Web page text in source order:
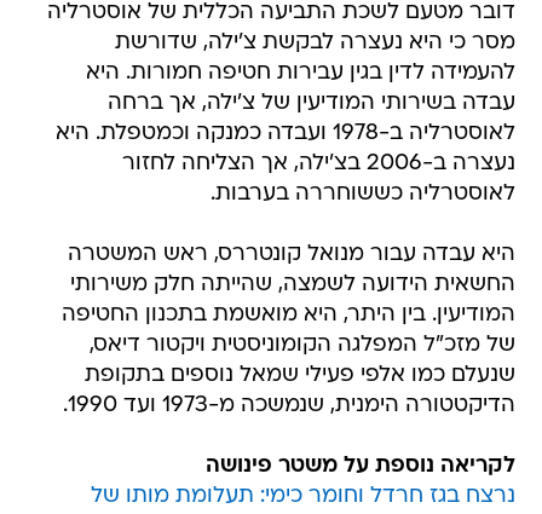
דובר מטעם לשכת התביעה הכללית של אוסטרליה
מסר כי היא נעצרה לבקשת צ'ילה, שדורשת
להעמידה לדין בגין עבירות חטיפה חמורות. היא
עבדה בשירותי המודיעין של צ'ילה, אך ברחה
לאוסטרליה ב-1978 ועבדה כמנקה וכמטפלת. היא
נעצרה ב-2006 בצ'ילה, אך הצליחה לחזור
לאוסטרליה כששוחררה בערבות.
היא עבדה עבור מנואל קונטררס, ראש המשטרה
החשאית הידועה לשמצה, שהייתה חלק משירותי
המודיעין. בין היתר, היא מואשמת בתכנון החטיפה
של מזכ"ל המפלגה הקומוניסטית ויקטור דיאס,
שנעלם כמו אלפי פעילי שמאל נוספים בתקופת
הדיקטטורה הימנית, שנמשכה מ-1973 ועד 1990.
לקריאה נוספת על משטר פינושה
נרצח בגז חרדל וחומר כימי: תעלומת מותו של